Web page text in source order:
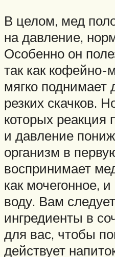
В целом, мед
на давление,
Особенно он
так как кофейно-
мягко поднимает
резких скачков.
которых реакция
и давление
организм в
воспринимает
как мочегонное,
воду. Вам
ингредиенты в
для вас, чтобы
действует